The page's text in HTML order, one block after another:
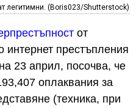
легитимни. (Boris023/Shutterstock)
от
интернет престъпления
23 април, посочва, че
оплаквания за
(техника, при